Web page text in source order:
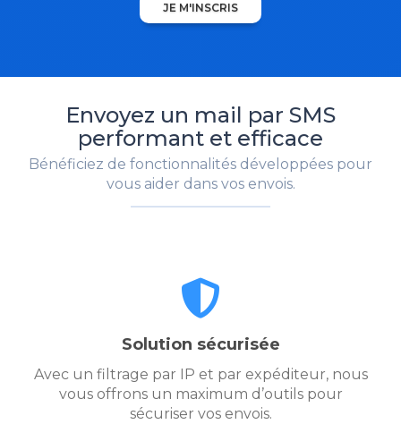
JE M'INSCRIS
Envoyez un mail par SMS
performant et efficace
Bénéficiez de fonctionnalités développées pour
vous aider dans vos envois.
Solution sécurisée
Avec un filtrage par IP et par expéditeur, nous
vous offrons un maximum d’outils pour
sécuriser vos envois.